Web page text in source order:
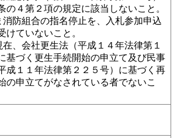
の４第２項の規定に該当しないこと。
防組合の指名停止を、入札参加申込
けていないこと。
、会社更生法（平成１４年法律第１
基づく更生手続開始の申立て及び民事
成１１年法律第２２５号）に基づく再
の申立てがなされている者でないこ